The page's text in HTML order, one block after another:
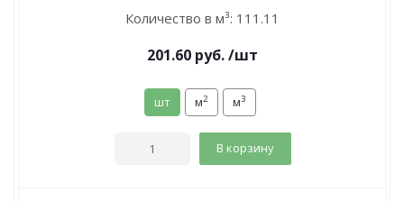
Количество в м³: 111.11
201.60 руб./шт
шт м2 м3
В корзину